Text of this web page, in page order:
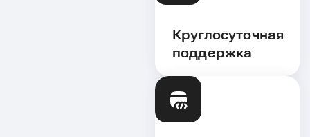
Круглосуточная
поддержка